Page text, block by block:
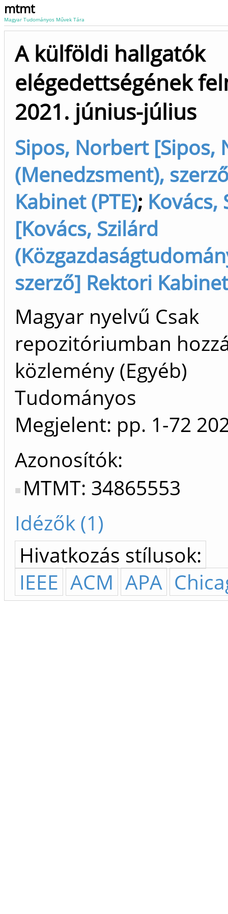
mtmt
Magyar Tudományos Művek Tára
A külföldi hallgatók
elégedettségének
2021. június-július
Sipos, Norbert [Sipos,
(Menedzsment),
Kabinet (PTE); Kovács,
[Kovács, Szilárd
szerző] Rektori
Magyar nyelvű Csak
repozitóriumban
közlemény (Egyéb)
Tudományos
Megjelent: pp. 1-72
Azonosítók
MTMT: 34865553
Idézők (1)
Hivatkozás stílusok:
IEEE ACM APA